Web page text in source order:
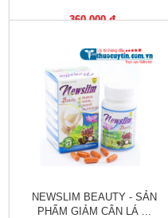
Gan,
Thận,
Tiêu
hóa
Cơ
Khớp
360,000 đ
NEWSLIM BEAUTY - SẢN
PHẨM GIẢM CÂN LÁ ...